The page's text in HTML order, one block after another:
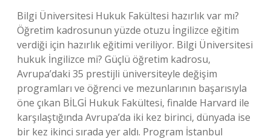
Bilgi Üniversitesi Hukuk Fakültesi hazırlık var mı?
Öğretim kadrosunun yüzde otuzu İngilizce eğitim
verdiği için hazırlık eğitimi veriliyor. Bilgi Üniversitesi
hukuk İngilizce mi? Güçlü öğretim kadrosu,
Avrupa’daki 35 prestijli üniversiteyle değişim
programları ve öğrenci ve mezunlarının başarısıyla
öne çıkan BİLGİ Hukuk Fakültesi, finalde Harvard ile
karşılaştığında Avrupa’da iki kez birinci, dünyada ise
bir kez ikinci sırada yer aldı. Program İstanbul